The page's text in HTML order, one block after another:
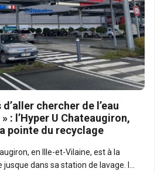
chercher de l’eau
: l’Hyper U Chateaugiron,
pointe du recyclage
en Ille-et-Vilaine, est à la
dans sa station de lavage. Il